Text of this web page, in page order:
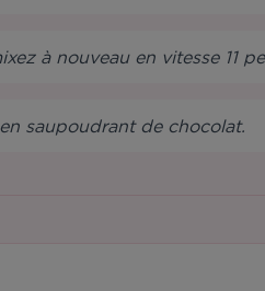
à nouveau en vitesse 11
saupoudrant de chocolat.